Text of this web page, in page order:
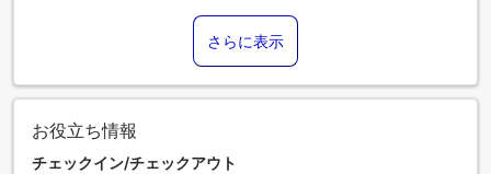
さらに表示
お役立ち情報
チェックイン/チェックアウト